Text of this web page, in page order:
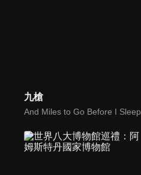
九槍
And Miles to Go Before I Sleep